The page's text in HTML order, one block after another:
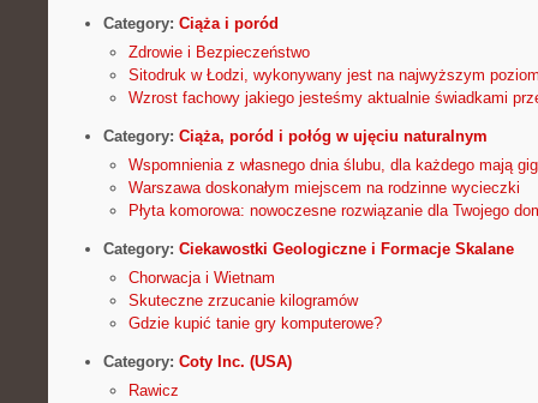
Category: Ciąża i poród
Zdrowie i Bezpieczeństwo
Sitodruk w Łodzi, wykonywany jest na najwyższym
Wzrost fachowy jakiego jesteśmy aktualnie świadkami
Category: Ciąża, poród i połóg w ujęciu naturalnym
Wspomnienia z własnego dnia ślubu, dla każdego mają
Warszawa doskonałym miejscem na rodzinne wycieczki
Płyta komorowa: nowoczesne rozwiązanie dla Twojego
Category: Ciekawostki Geologiczne i Formacje Skalane
Chorwacja i Wietnam
Skuteczne zrzucanie kilogramów
Gdzie kupić tanie gry komputerowe?
Category: Coty Inc. (USA)
Rawicz